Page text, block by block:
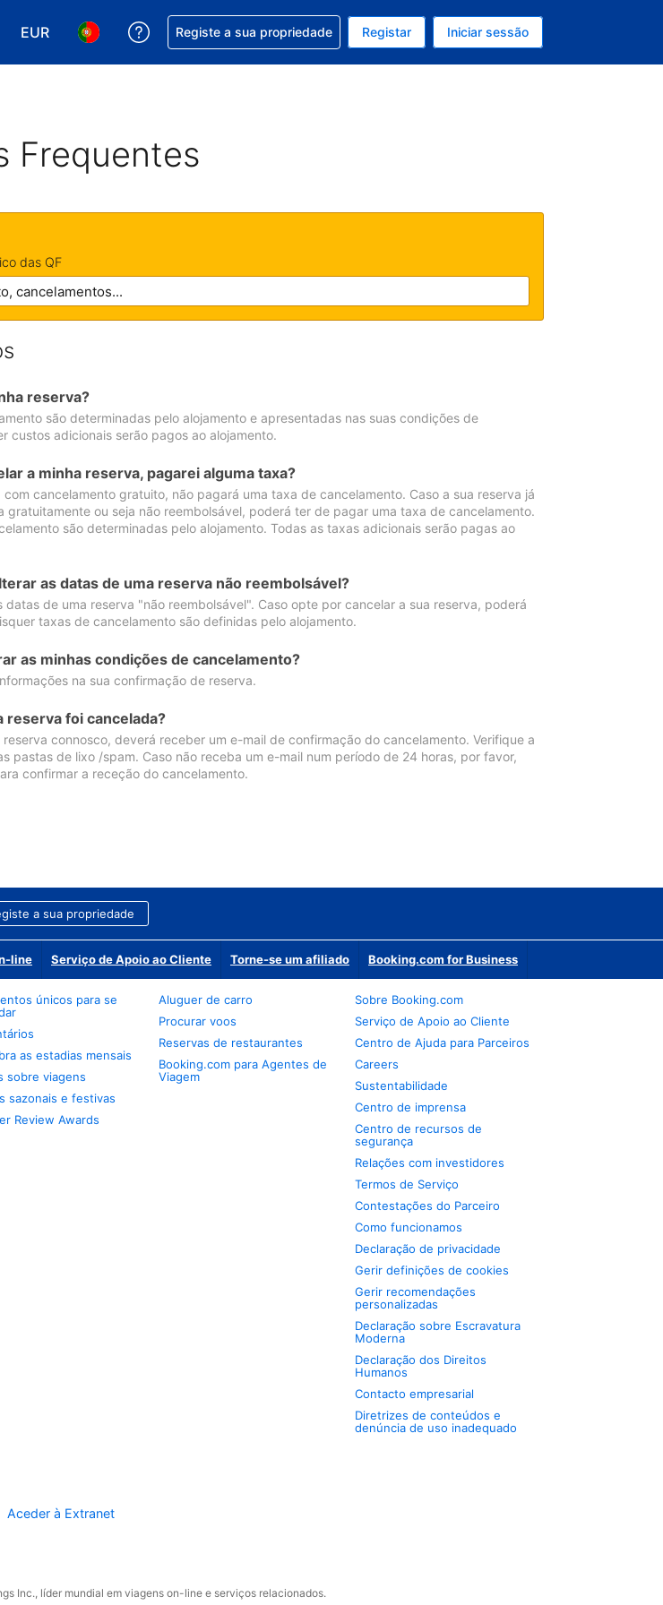
EUR
Escolha a sua moeda. A sua moeda atual é EUR
Escolha o seu idioma. O seu idioma atual é Português
Obtenha ajuda com a sua reserva
Registe a sua propriedade Registar Iniciar sessão
Frequentes
das QF
reserva?
são determinadas pelo alojamento e apresentadas nas suas condições de
custos adicionais serão pagos ao alojamento.
a minha reserva, pagarei alguma taxa?
com cancelamento gratuito, não pagará uma taxa de cancelamento. Caso a sua reserva já
gratuitamente ou seja não reembolsável, poderá ter de pagar uma taxa de cancelamento.
são determinadas pelo alojamento. Todas as taxas adicionais serão pagas ao
as datas de uma reserva não reembolsável?
datas de uma reserva "não reembolsável". Caso opte por cancelar a sua reserva, poderá
taxas de cancelamento são definidas pelo alojamento.
as minhas condições de cancelamento?
na sua confirmação de reserva.
reserva foi cancelada?
connosco, deverá receber um e-mail de confirmação do cancelamento. Verifique a
pastas de lixo /spam. Caso não receba um e-mail num período de 24 horas, por favor,
confirmar a receção do cancelamento.
a sua propriedade
line Serviço de Apoio ao Cliente Torne-se um afiliado Booking.com for Business
únicos para se
as estadias mensais
sobre viagens
sazonais e festivas
Review Awards
Aluguer de carro
Procurar voos
Reservas de restaurantes
Booking.com para Agentes de
Viagem
Sobre Booking.com
Serviço de Apoio ao Cliente
Centro de Ajuda para Parceiros
Careers
Sustentabilidade
Centro de imprensa
Centro de recursos de
segurança
Relações com investidores
Termos de Serviço
Contestações do Parceiro
Como funcionamos
Declaração de privacidade
Gerir definições de cookies
Gerir recomendações
personalizadas
Declaração sobre Escravatura
Moderna
Declaração dos Direitos
Humanos
Contacto empresarial
Diretrizes de conteúdos e
denúncia de uso inadequado
Aceder à Extranet
Inc., líder mundial em viagens on-line e serviços relacionados.